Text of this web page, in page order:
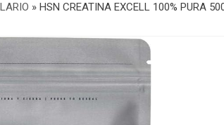
» HSN CREATINA EXCELL 100% PURA